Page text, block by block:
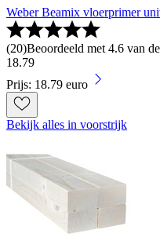
Weber Beamix vloerprimer
(20)Beoordeeld met 4.6 van
18.79
Prijs: 18.79 euro
Bekijk alles in voorstrijk